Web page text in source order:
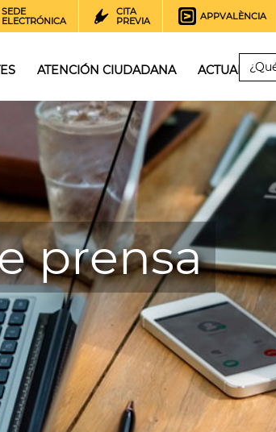
SEDE
ELECTRÓNICA
CITA
PREVIA
APPVALÈNCIA
ATENCIÓN CIUDADANA ACTUALIDAD
prensa